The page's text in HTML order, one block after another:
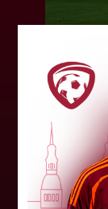
"Riga
būs
0:2